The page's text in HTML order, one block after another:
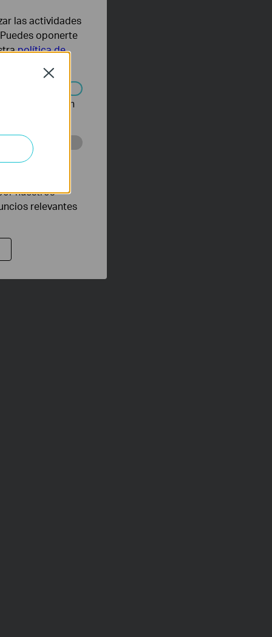
Close
las actividades
oponerte
política de
en
con el fin de
nuestros
relevantes